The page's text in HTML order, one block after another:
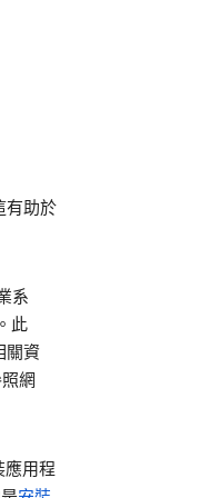
有助於
系
此
關資
網
應用程